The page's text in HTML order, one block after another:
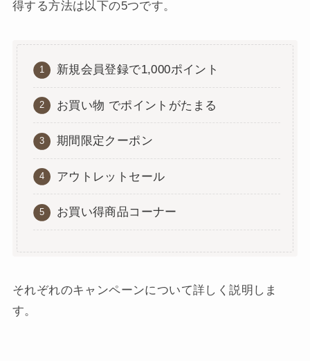
得する方法は以下の5つです。
新規会員登録で1,000ポイント
お買い物 でポイントがたまる
期間限定クーポン
アウトレットセール
お買い得商品コーナー
それぞれのキャンペーンについて詳しく説明しま
す。